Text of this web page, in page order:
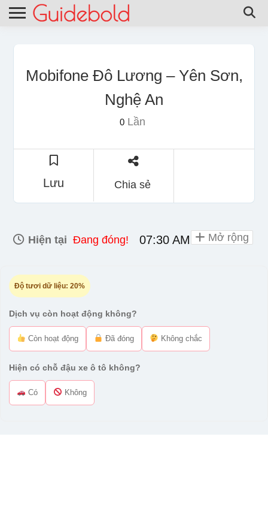
Mobifone Đô Lương – Yên Sơn,
Nghệ An
0Lần
Lưu Chia sẻ
Hiện tại Đang đóng! 07:30 AM - 06:00 PM
Độ tươi dữ liệu: 20%
Dịch vụ còn hoạt động không?
Còn hoạt động Đã đóng Không chắc
Hiện có chỗ đậu xe ô tô không?
Có Không
Mở rộng